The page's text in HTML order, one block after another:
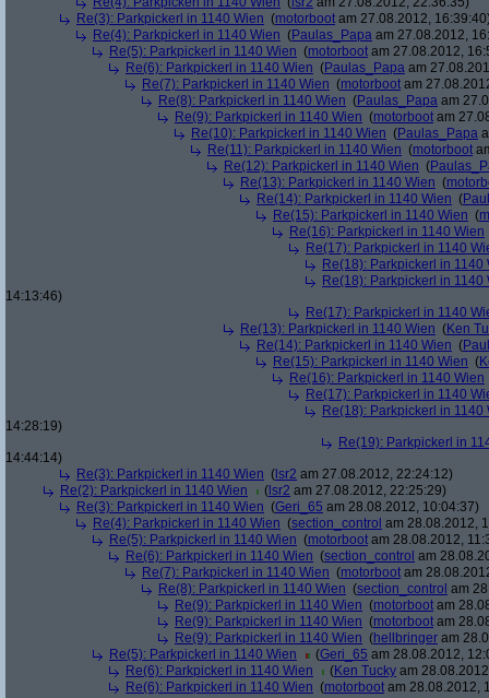
Re(3): Parkpickerl in 1140 Wien (motorboot am 27.08.2012,
Re(4): Parkpickerl in 1140 Wien (Paulas_Papa am 27.08.2012,
Re(5): Parkpickerl in 1140 Wien (motorboot am 27.08.2012,
Re(6): Parkpickerl in 1140 Wien (Paulas_Papa am
Re(7): Parkpickerl in 1140 Wien (motorboot am
Re(8): Parkpickerl in 1140 Wien (Paulas_Papa am
Re(9): Parkpickerl in 1140 Wien (motorboot am
Re(10): Parkpickerl in 1140 Wien (Paulas_Papa
Re(11): Parkpickerl in 1140 Wien (motorboot
Re(12): Parkpickerl in 1140 Wien (
Re(13): Parkpickerl in 1140 Wien (
Re(14): Parkpickerl in 1140 Wien (
Re(15): Parkpickerl in 1140 Wien (
Re(16): Parkpickerl in 1140 Wien
Re(17): Parkpickerl in 1140
Re(18): Parkpickerl in 1140
Re(18): Parkpickerl in 1140
14:13:46)
Re(17): Parkpickerl in 1140
Re(13): Parkpickerl in 1140 Wien (Ken
Re(14): Parkpickerl in 1140 Wien (
Re(15): Parkpickerl in 1140 Wien (
Re(16): Parkpickerl in 1140 Wien
Re(17): Parkpickerl in 1140
Re(18): Parkpickerl in 1140
14:28:19)
Re(19): Parkpickerl in
14:44:14)
Re(3): Parkpickerl in 1140 Wien ( lsr2 am 27.08.2012, 22:24:12)
Re(2): Parkpickerl in 1140 Wien
( lsr2 am 27.08.2012, 22:25:29)
Re(3): Parkpickerl in 1140 Wien (Geri_65 am 28.08.2012, 10:04:37)
Re(4): Parkpickerl in 1140 Wien (section_control am 28.08.2012,
Re(5): Parkpickerl in 1140 Wien (motorboot am 28.08.2012,
Re(6): Parkpickerl in 1140 Wien (section_control am
Re(7): Parkpickerl in 1140 Wien (motorboot am
Re(8): Parkpickerl in 1140 Wien (section_control am
Re(9): Parkpickerl in 1140 Wien (motorboot am
Re(9): Parkpickerl in 1140 Wien (motorboot am
Re(9): Parkpickerl in 1140 Wien (hellbringer am
Re(5): Parkpickerl in 1140 Wien
(Geri_65 am 28.08.2012,
Re(6): Parkpickerl in 1140 Wien
(Ken Tucky am
Re(6): Parkpickerl in 1140 Wien (motorboot am 28.08.2012,